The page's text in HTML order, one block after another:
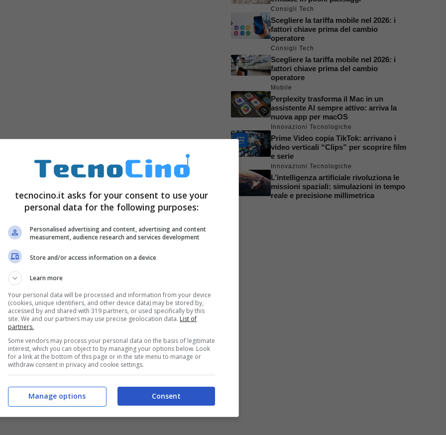
causate del logorio e dal superlavoro d’ufficio
monitor coincide il più delle volte con una
più sopportabile.
i fans diMario Bros , questo mini massaggiatore
le lunghe ore davanti al computer.
in modo da poterlo usare senza l’imgombro
colori sgargianti: rosso ciliegia, rosa, viola,
Consigli Tech
Scegliere la tariffa mobile nel 2026: i
fattori chiave prima del cambio
operatore
Consigli Tech
Scegliere la tariffa mobile nel 2026: i
fattori chiave prima del cambio
operatore
Mobile
Perplexity trasforma il Mac in un
assistente AI sempre attivo: arriva la
nuova app per macOS
Innovazioni Tecnologiche
Prime Video copia TikTok: arrivano i
video verticali “Clips” per scoprire film
e serie
Innovazioni Tecnologiche
L’intelligenza artificiale rivoluziona le
missioni spaziali: simulazioni in tempo
reale e precisione millimetrica
tecnocino.it asks for your consent to use your
personal data for the following purposes:
Personalised advertising and content, advertising and content
measurement, audience research and services development
Store and/or access information on a device
Learn more
Your personal data will be processed and information from your device
(cookies, unique identifiers, and other device data) may be stored by,
accessed by and shared with 319 partners, or used specifically by this
site. We and our partners may use precise geolocation data. List of
partners.
Some vendors may process your personal data on the basis of legitimate
interest, which you can object to by managing your options below. Look
for a link at the bottom of this page or in the site menu to manage or
withdraw consent in privacy and cookie settings.
Consent
Manage options